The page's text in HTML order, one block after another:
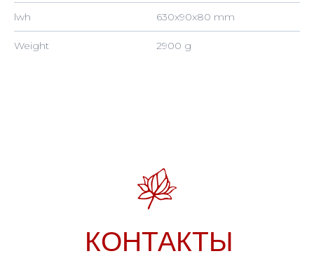
lwh 630x90x80 mm
Weight 2900 g
ОГРНИП 32025360006548
организацией на территории РФ
Политика конфиденциальности
Пользовательское соглашение
Политика cookie (куки)